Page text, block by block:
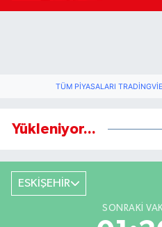
TÜM PIYASALARI
Yükleniyor...
ESKİŞEHİR
SONRAKI